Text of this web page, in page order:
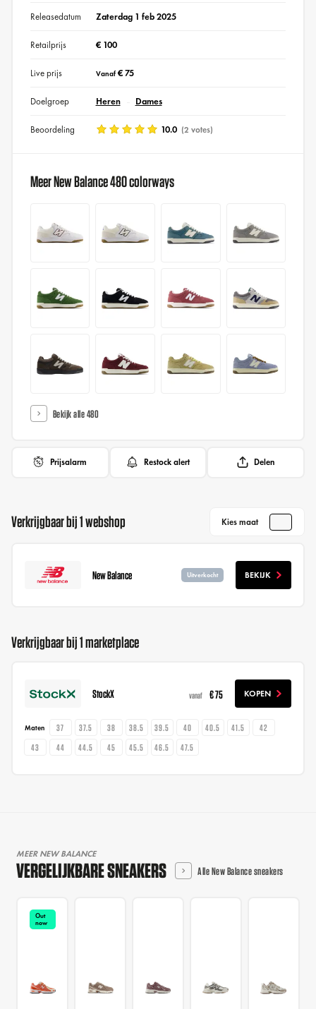
Releasedatum Zaterdag 1 feb 2025
Retailprijs € 100
Live prijs Vanaf€ 75
Doelgroep Heren Dames
Beoordeling 10.0 (2 votes)
Meer New Balance 480 colorways
Bekijk alle 480
Prijsalarm Restock alert Delen
Verkrijgbaar bij 1 webshop Kies maat
New Balance Uitverkocht BEKIJK
Verkrijgbaar bij 1 marketplace
StockX vanaf € 75 KOPEN
Maten 37 37.5 38 38.5 39.5 40 40.5 41.5
42
43
44 44.5 45 45.5 46.5 47.5
MEER NEW BALANCE
VERGELIJKBARE SNEAKERS Alle New Balance sneakers
Out
now